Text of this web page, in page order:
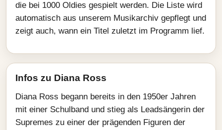
die bei 1000 Oldies gespielt werden. Die Liste wird
automatisch aus unserem Musikarchiv gepflegt und
zeigt auch, wann ein Titel zuletzt im Programm lief.
Infos zu Diana Ross
Diana Ross begann bereits in den 1950er Jahren
mit einer Schulband und stieg als Leadsängerin der
Supremes zu einer der prägenden Figuren der